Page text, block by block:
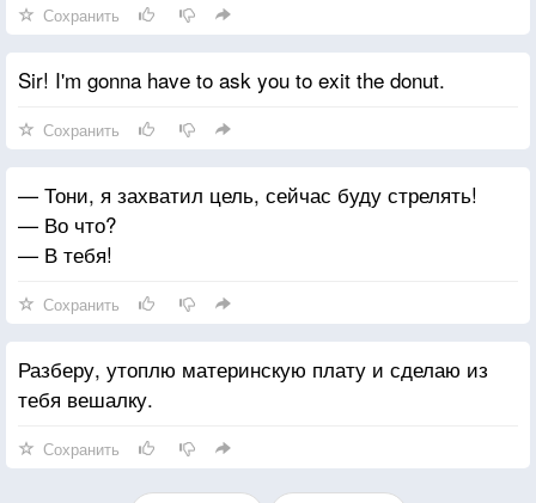
Сохранить
Sir! I'm gonna have to ask you to exit the donut.
Сохранить
— Тони, я захватил цель, сейчас буду стрелять!
— Во что?
— В тебя!
Сохранить
Разберу, утоплю материнскую плату и сделаю из
тебя вешалку.
Сохранить